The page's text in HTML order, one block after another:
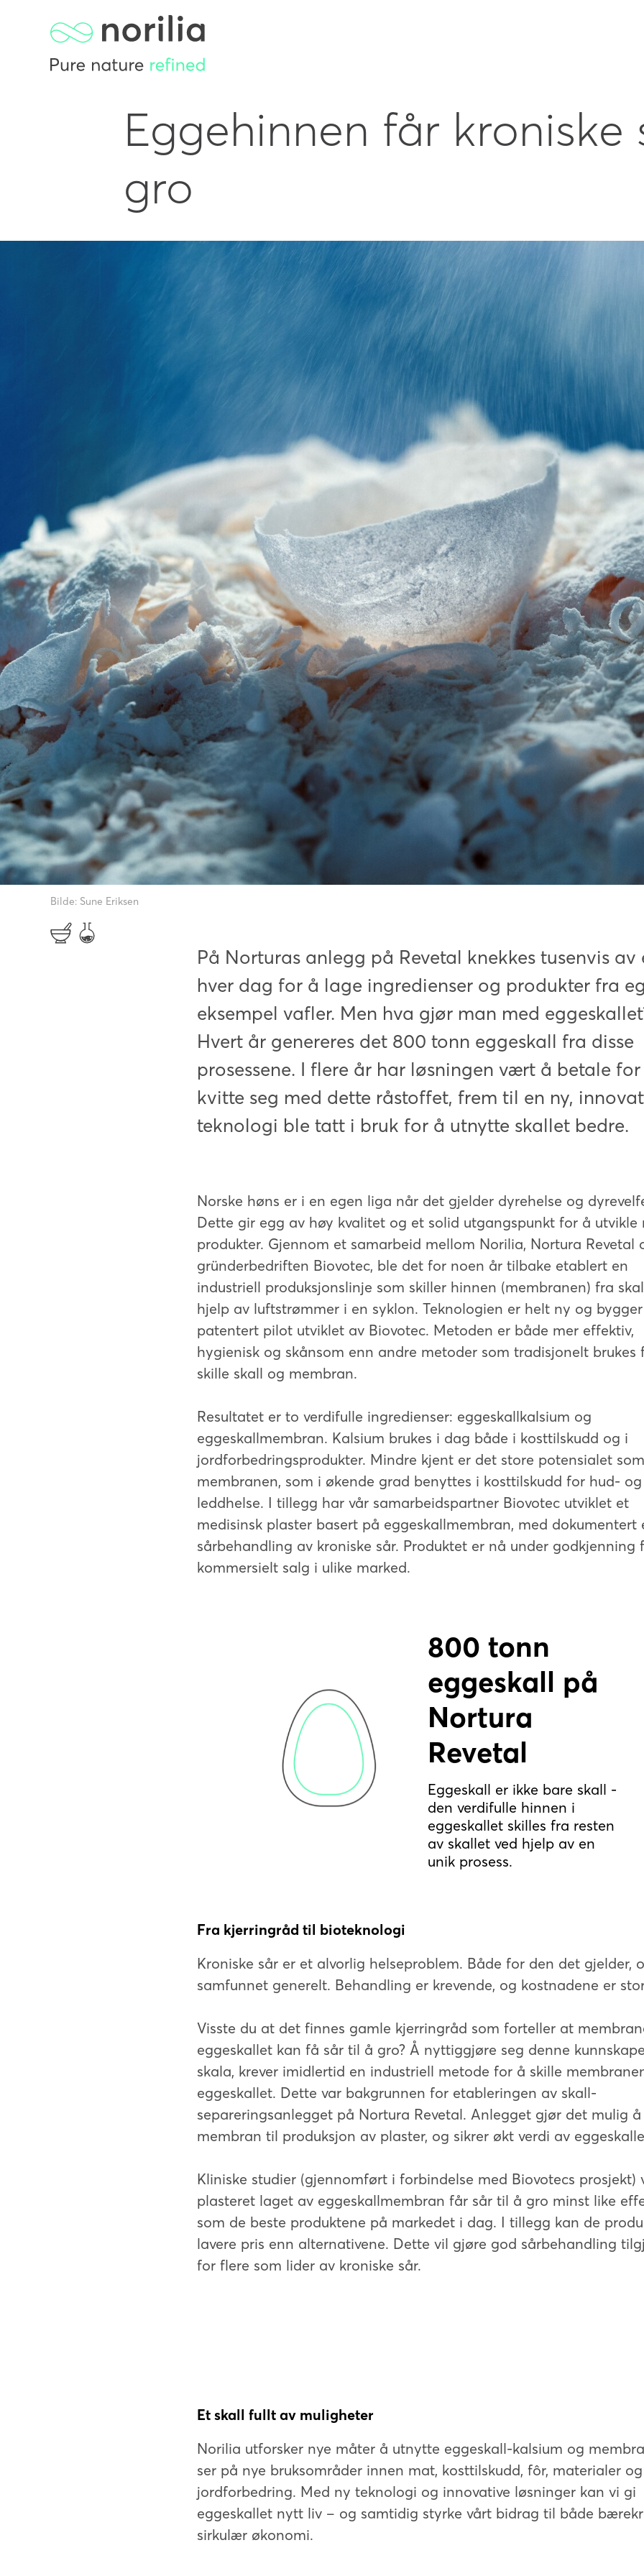
Eggehinnen får kroniske
gro
Bilde: Sune Eriksen
På Norturas anlegg på Revetal knekkes tusenvis av
hver dag for å lage ingredienser og produkter fra
eksempel vafler. Men hva gjør man med
Hvert år genereres det 800 tonn eggeskall fra disse
prosessene. I flere år har løsningen vært å betale
kvitte seg med dette råstoffet, frem til en ny,
teknologi ble tatt i bruk for å utnytte skallet bedre.
Norske høns er i en egen liga når det gjelder dyrehelse og
Dette gir egg av høy kvalitet og et solid utgangspunkt for å utvikle
produkter. Gjennom et samarbeid mellom Norilia, Nortura Revetal
gründerbedriften Biovotec, ble det for noen år tilbake etablert en
industriell produksjonslinje som skiller hinnen (membranen) fra
hjelp av luftstrømmer i en syklon. Teknologien er helt ny og
patentert pilot utviklet av Biovotec. Metoden er både mer effektiv,
hygienisk og skånsom enn andre metoder som tradisjonelt brukes
skille skall og membran.
Resultatet er to verdifulle ingredienser: eggeskallkalsium og
eggeskallmembran. Kalsium brukes i dag både i kosttilskudd og i
jordforbedringsprodukter. Mindre kjent er det store potensialet
membranen, som i økende grad benyttes i kosttilskudd for hud- og
leddhelse. I tillegg har vår samarbeidspartner Biovotec utviklet et
medisinsk plaster basert på eggeskallmembran, med dokumentert
sårbehandling av kroniske sår. Produktet er nå under godkjenning
kommersielt salg i ulike marked.
800 tonn
eggeskall på
Nortura
Revetal
Eggeskall er ikke bare skall -
den verdifulle hinnen i
eggeskallet skilles fra resten
av skallet ved hjelp av en
unik prosess.
Fra kjerringråd til bioteknologi
Kroniske sår er et alvorlig helseproblem. Både for den det gjelder,
samfunnet generelt. Behandling er krevende, og kostnadene er
Visste du at det finnes gamle kjerringråd som forteller at
eggeskallet kan få sår til å gro? Å nyttiggjøre seg denne
skala, krever imidlertid en industriell metode for å skille
eggeskallet. Dette var bakgrunnen for etableringen av skall-
separeringsanlegget på Nortura Revetal. Anlegget gjør det mulig
membran til produksjon av plaster, og sikrer økt verdi av
Kliniske studier (gjennomført i forbindelse med Biovotecs prosjekt)
plasteret laget av eggeskallmembran får sår til å gro minst like
som de beste produktene på markedet i dag. I tillegg kan de
lavere pris enn alternativene. Dette vil gjøre god sårbehandling
for flere som lider av kroniske sår.
Et skall fullt av muligheter
Norilia utforsker nye måter å utnytte eggeskall-kalsium og
ser på nye bruksområder innen mat, kosttilskudd, fôr, materialer og
jordforbedring. Med ny teknologi og innovative løsninger kan vi gi
eggeskallet nytt liv – og samtidig styrke vårt bidrag til både
sirkulær økonomi.